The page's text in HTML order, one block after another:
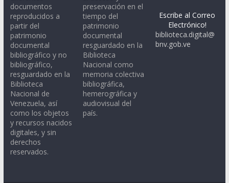
documentos
reproducidos a
partir del
patrimonio
documental
bibliográfico y no
bibliográfico,
resguardado en la
Biblioteca
Nacional de
Venezuela, así
como los objetos
y recursos nacidos
digitales, y sin
derechos
reservados.
preservación en el
tiempo del
patrimonio
documental
resguardado en la
Biblioteca
Nacional como
memoria colectiva
bibliográfica,
hemerográfica y
audiovisual del
país.
Escribe al Correo
Electrónico!
biblioteca.digital@
bnv.gob.ve